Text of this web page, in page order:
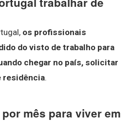
os profissionais
do visto de trabalho para
chegar no país, solicitar
residência.
mês para viver em